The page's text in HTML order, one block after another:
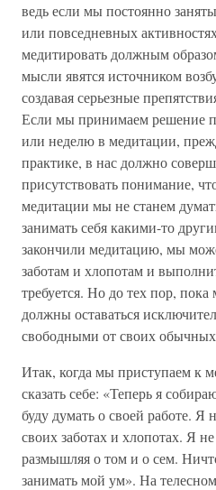
ведь если мы постоянно
или повседневных
медитировать должным
мысли явятся источником
создавая серьезные
Если мы принимаем решение
или неделю в медитации,
практике, в нас должно
присутствовать понимание,
медитации мы не станем
занимать себя какими-то
закончили медитацию, мы
заботам и хлопотам и
требуется. Но до тех пор,
должны оставаться
свободными от своих
Итак, когда мы приступаем к
сказать себе: «Теперь я
буду думать о своей работе. Я
своих заботах и хлопотах. Я
размышляя о том и о сем.
занимать мой ум». На